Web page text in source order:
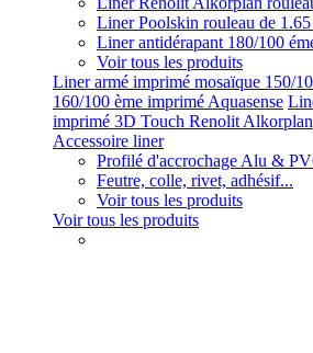
Liner Poolskin rouleau de
Liner antidérapant 180/100
Voir tous les produits
Liner armé imprimé mosaïque 150/
160/100 ème imprimé Aquasense
imprimé 3D Touch Renolit Alkorplan
Accessoire liner
Profilé d'accrochage Alu &
Feutre, colle, rivet, adhésif...
Voir tous les produits
Voir tous les produits